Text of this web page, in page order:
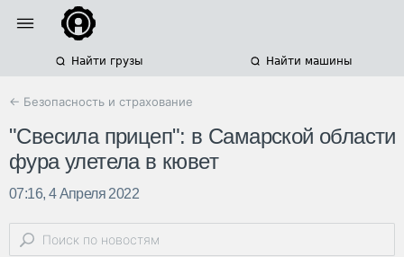
Найти грузы Найти машины
← Безопасность и страхование
"Свесила прицеп": в Самарской области
фура улетела в кювет
07:16, 4 Апреля 2022